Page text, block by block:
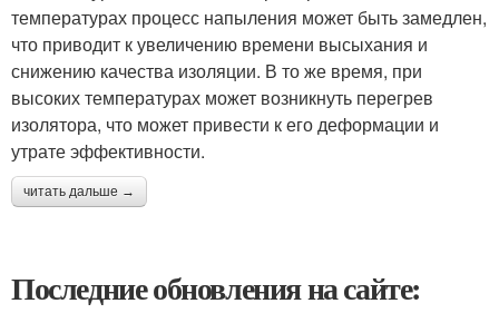
температурах процесс напыления может быть замедлен,
что приводит к увеличению времени высыхания и
снижению качества изоляции. В то же время, при
высоких температурах может возникнуть перегрев
изолятора, что может привести к его деформации и
утрате эффективности.
читать дальше →
Последние обновления на сайте: